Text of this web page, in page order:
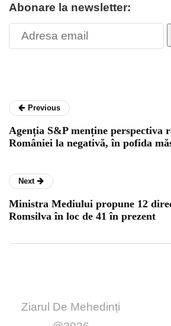
Abonare la newsletter:
Previous
Agenția S&P menține perspectiva
României la negativă, în pofida
Next
Ministra Mediului propune 12
Romsilva în loc de 41 în prezent
Ziarul De Mehedinți